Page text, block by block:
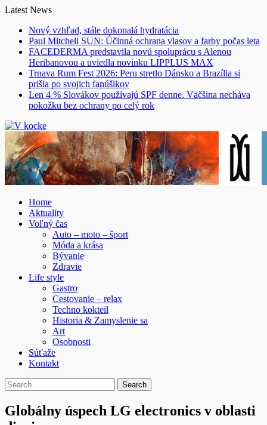
Skip
content
Latest News
Nový vzhľad, stále dokonalá hydratácia
Paul Mitchell SUN: Účinná ochrana vlasov a farby počas leta
FACEDERMA predstavila novú spoluprácu s Alenou
Heribanovou a uviedla novinku LIPPLUS MAX
Trnava Rum Fest 2026: Peru stretlo Dánsko a Brazília si
prišla po svojich fanúšikov
Len 4 % Slovákov používajú SPF denne. Väčšina necháva
pokožku bez ochrany po celý rok
Home
Aktuality
Voľný čas
Auto – moto – šport
Móda a krása
Bývanie
Zdravie
Life style
Gastro
Cestovanie – relax
Techno kokteil
Historia & Zamyslenie sa
Art
Osobnosti
Súťaže
Kontakt
Globálny úspech LG electronics v oblasti